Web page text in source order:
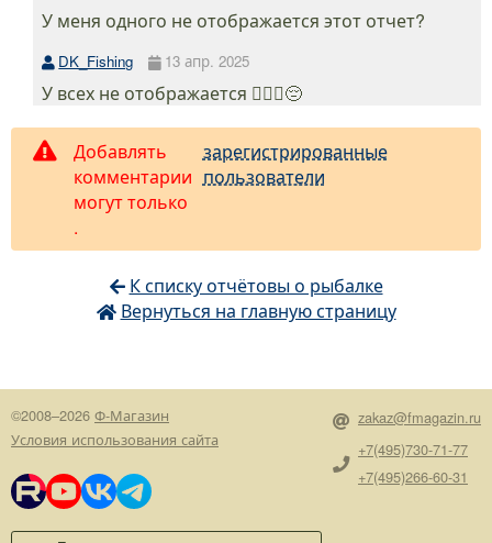
У меня одного не отображается этот отчет?
DK_Fishing 13 апр. 2025
У всех не отображается 🤷🏻‍♂️😔
Добавлять
комментарии
могут только
зарегистрированные
пользователи
.
К списку отчётовы о рыбалке
Вернуться на главную страницу
©2008–2026 Ф-Магазин
Условия использования сайта
zakaz@fmagazin.ru
+7(495)730-71-77
+7(495)266-60-31